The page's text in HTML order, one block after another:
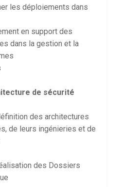
les déploiements dans
en support des
dans la gestion et la
de sécurité
des architectures
de leurs ingénieries et de
des Dossiers